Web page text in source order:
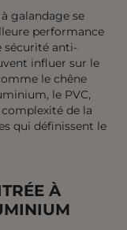
galandage se
performance
sécurité anti-
influer sur le
le chêne
le PVC,
de la
qui définissent le
À